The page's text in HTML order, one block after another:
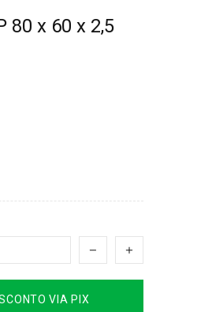
80 x 60 x 2,5
VIA PIX